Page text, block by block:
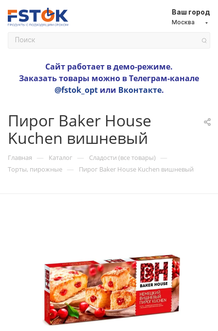
Ваш город
Москва
Сайт работает в демо-режиме.
Заказать товары можно в Телеграм-канале
@fstok_optили Вконтакте.
Пирог Baker House
Kuchen вишневый
Главная — Каталог — Сладости (все товары) —
Торты, пирожные — Пирог Baker House Kuchen вишневый